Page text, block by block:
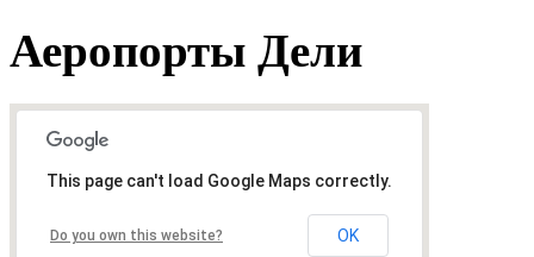
Аеропорты Дели
This page can't load Google Maps correctly.
Do you own this website? OK